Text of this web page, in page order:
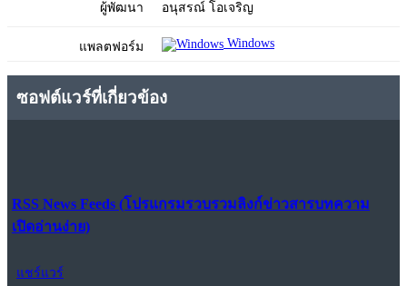
ผู้พัฒนา อนุสรณ์ โอเจริญ
แพลตฟอร์ม Windows
ซอฟต์แวร์ที่เกี่ยวข้อง
RSS News Feeds (โปรแกรมรวบรวมลิงก์ข่าวสารบทความ
เปิดอ่านง่าย)
แชร์แวร์